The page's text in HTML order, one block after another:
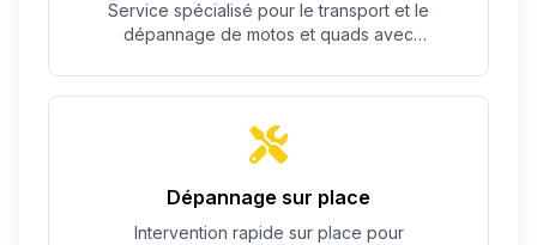
Service spécialisé pour le transport et le
dépannage de motos et quads avec
Dépannage sur place
Intervention rapide sur place pour